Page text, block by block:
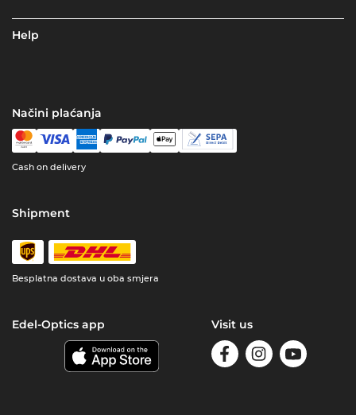
Help
Načini plaćanja
Cash on delivery
Shipment
Besplatna dostava u oba smjera
Edel-Optics app Visit us